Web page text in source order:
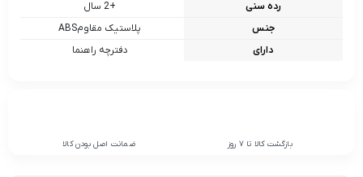
رده سنی
+2 سال
جنس
پلاستیک مقاومABS
دارای
دفترچه راهنما
بازگشت کالا تا 7 روز ضمانت اصل بودن کالا